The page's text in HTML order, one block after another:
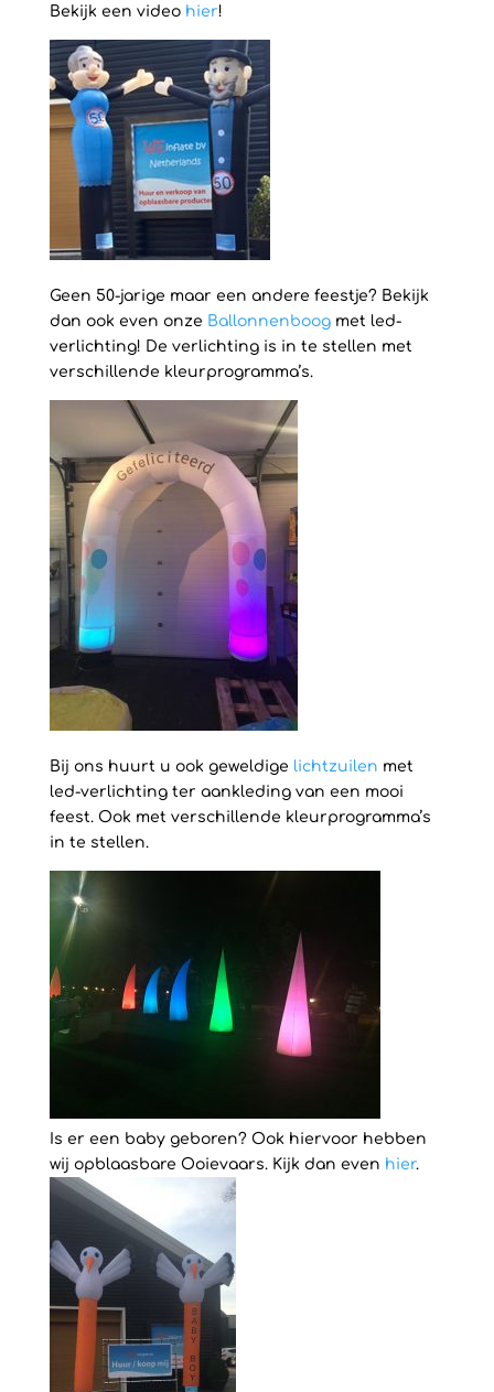
Bekijk een video hier!
Geen 50-jarige maar een andere feestje? Bekijk
dan ook even onze Ballonnenboogmet led-
verlichting! De verlichting is in te stellen met
verschillende kleurprogramma’s.
Bij ons huurt u ook geweldige lichtzuilen met
led-verlichting ter aankleding van een mooi
feest. Ook met verschillende kleurprogramma’s
in te stellen.
Is er een baby geboren? Ook hiervoor hebben
wij opblaasbare Ooievaars. Kijk dan even hier.